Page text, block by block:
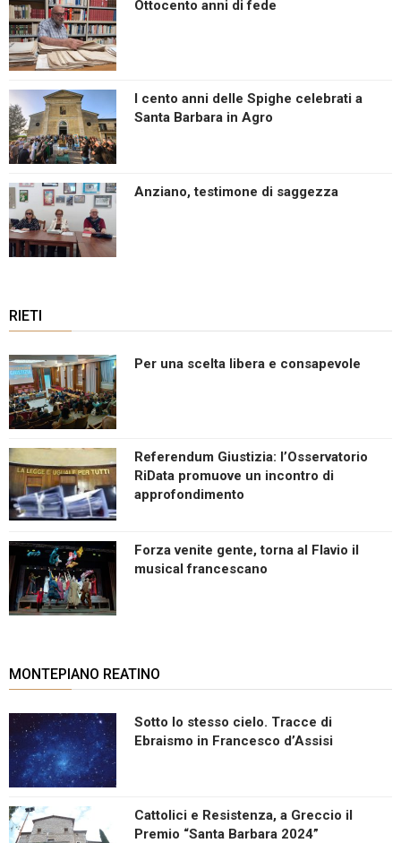
Ottocento anni di fede
I cento anni delle Spighe celebrati a
Santa Barbara in Agro
Anziano, testimone di saggezza
RIETI
Per una scelta libera e consapevole
Referendum Giustizia: l’Osservatorio
RiData promuove un incontro di
approfondimento
Forza venite gente, torna al Flavio il
musical francescano
MONTEPIANO REATINO
Sotto lo stesso cielo. Tracce di
Ebraismo in Francesco d’Assisi
Cattolici e Resistenza, a Greccio il
Premio “Santa Barbara 2024”